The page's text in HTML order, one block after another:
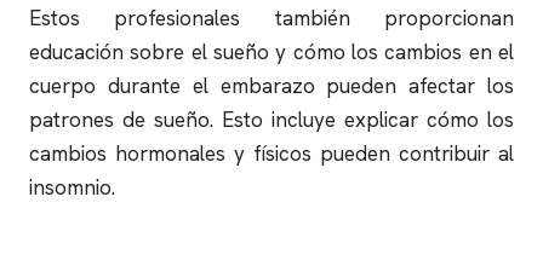
Estos profesionales también proporcionan
educación sobre el sueño y cómo los cambios en el
cuerpo durante el embarazo pueden afectar los
patrones de sueño. Esto incluye explicar cómo los
cambios hormonales y físicos pueden contribuir al
insomnio.